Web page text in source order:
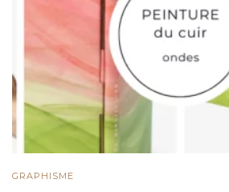
GRAPHISME